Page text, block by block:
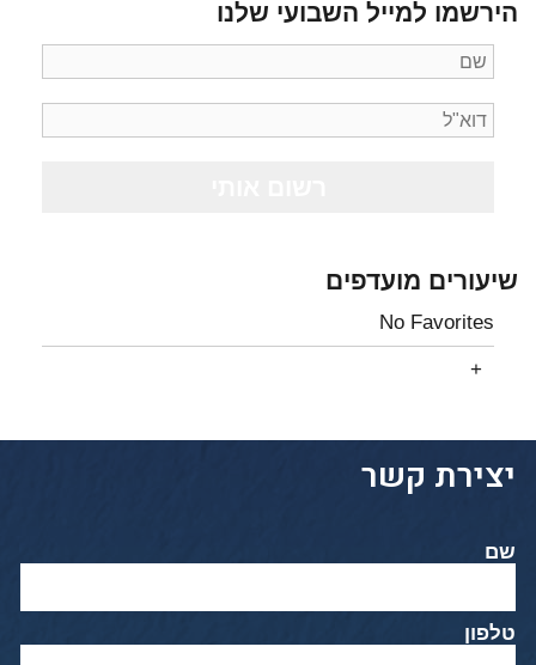
הירשמו למייל השבועי שלנו
שיעורים מועדפים
No Favorites
יצירת קשר
שם
טלפון